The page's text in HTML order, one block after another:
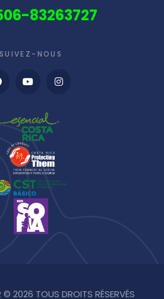
83263727
SUIVEZ-NOUS
© 2026 TOUS DROITS RÉSERVÉS